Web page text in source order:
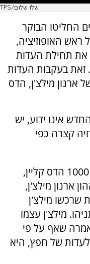
שלו שלום/TPS
החליטו הבוקר
ראש האופוזיציה,
את תחילת העדות
בעקבות העדות
מילצ'ן, הדס
אינו ידוע, יש
קצרה כפי
אתמול דווח כי עדת התביעה בתיק 1000 הדס קליין,
ארנון מילצ'ן,
שרכשו מילצ'ן
מילצ'ן עצמו
שאף על פי
של חפץ, היא